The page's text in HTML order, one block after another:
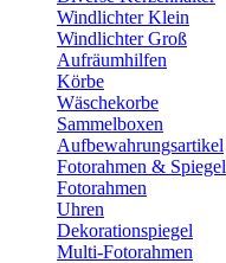
Windlichter Klein
Windlichter Groß
Aufräumhilfen
Körbe
Wäschekorbe
Sammelboxen
Aufbewahrungsartikel
Fotorahmen & Spiegel
Fotorahmen
Uhren
Dekorationspiegel
Multi-Fotorahmen